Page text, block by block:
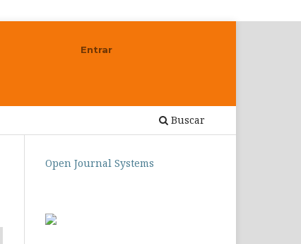
Buscar
Entrar
Open Journal Systems